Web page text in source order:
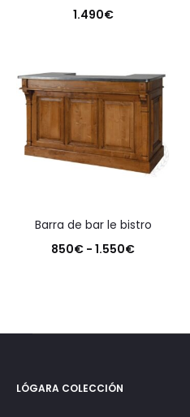
1.490€
barra de bar le bistro
850€ - 1.550€Rango
LÓGARA COLECCIÓN